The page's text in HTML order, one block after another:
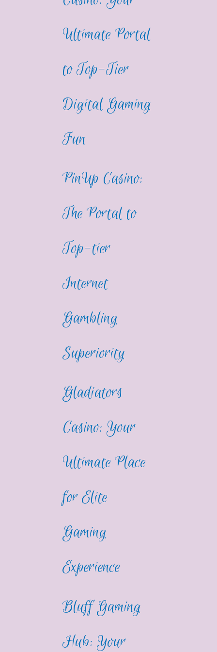
Ultimate Portal
to Top-Tier
Digital Gaming
Fun
PinUp Casino:
The Portal to
Top-tier
Internet
Gambling
Superiority
Gladiators
Casino: Your
Ultimate Place
for Elite
Gaming
Experience
Bluff Gaming
Hub: Your